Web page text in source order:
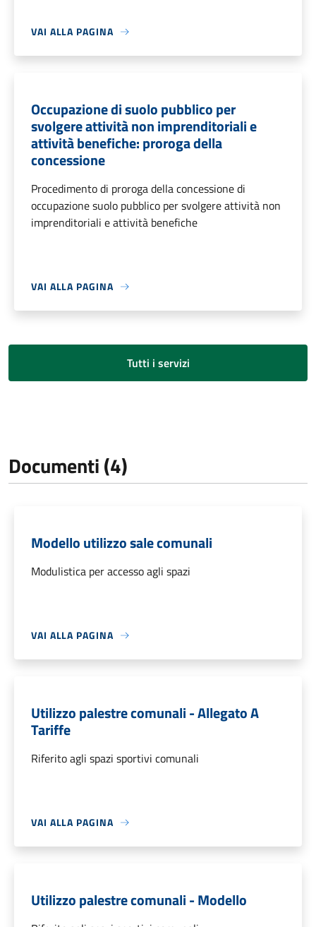
VAI ALLA PAGINA
Occupazione di suolo pubblico per
svolgere attività non imprenditoriali e
attività benefiche: proroga della
concessione
Procedimento di proroga della concessione di
occupazione suolo pubblico per svolgere attività non
imprenditoriali e attività benefiche
VAI ALLA PAGINA
Tutti i servizi
Documenti (4)
Modello utilizzo sale comunali
Modulistica per accesso agli spazi
VAI ALLA PAGINA
Utilizzo palestre comunali - Allegato A
Tariffe
Riferito agli spazi sportivi comunali
VAI ALLA PAGINA
Utilizzo palestre comunali - Modello